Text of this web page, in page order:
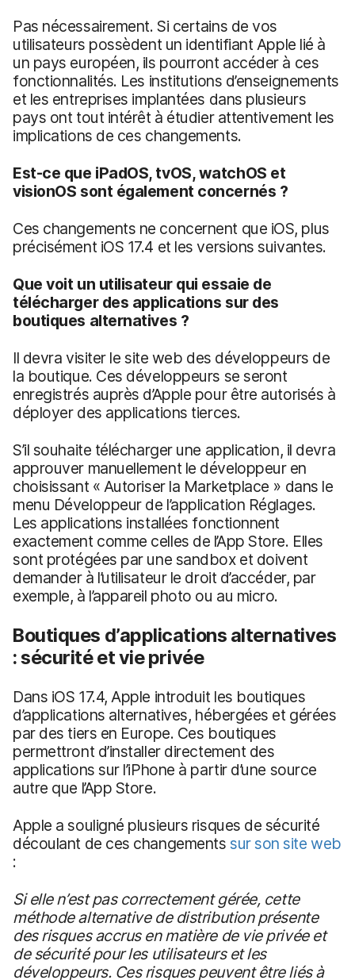
Pas nécessairement. Si certains de vos
utilisateurs possèdent un identifiant Apple lié à
un pays européen, ils pourront accéder à ces
fonctionnalités. Les institutions d’enseignements
et les entreprises implantées dans plusieurs
pays ont tout intérêt à étudier attentivement les
implications de ces changements.
Est-ce que iPadOS, tvOS, watchOS et
visionOS sont également concernés ?
Ces changements ne concernent que iOS, plus
précisément iOS 17.4 et les versions suivantes.
Que voit un utilisateur qui essaie de
télécharger des applications sur des
boutiques alternatives ?
Il devra visiter le site web des développeurs de
la boutique. Ces développeurs se seront
enregistrés auprès d’Apple pour être autorisés à
déployer des applications tierces.
S’il souhaite télécharger une application, il devra
approuver manuellement le développeur en
choisissant « Autoriser la Marketplace » dans le
menu Développeur de l’application Réglages.
Les applications installées fonctionnent
exactement comme celles de l’App Store. Elles
sont protégées par une sandbox et doivent
demander à l’utilisateur le droit d’accéder, par
exemple, à l’appareil photo ou au micro.
Boutiques d’applications alternatives
: sécurité et vie privée
Dans iOS 17.4, Apple introduit les boutiques
d’applications alternatives, hébergées et gérées
par des tiers en Europe. Ces boutiques
permettront d’installer directement des
applications sur l’iPhone à partir d’une source
autre que l’App Store.
Apple a souligné plusieurs risques de sécurité
découlant de ces changements sur son site web
:
Si elle n’est pas correctement gérée, cette
méthode alternative de distribution présente
des risques accrus en matière de vie privée et
de sécurité pour les utilisateurs et les
développeurs. Ces risques peuvent être liés à